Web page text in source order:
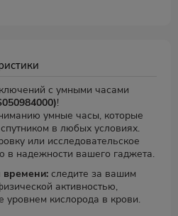
с умными часами
!
умные часы, которые
в любых условиях.
или исследовательское
в надежности вашего гаджета.
времени: следите за вашим
активностью,
кислорода в крови.